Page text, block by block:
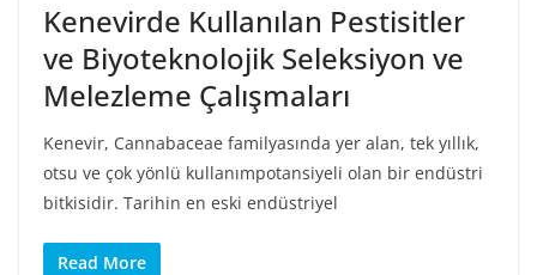
Kenevirde Kullanılan Pestisitler
ve Biyoteknolojik Seleksiyon ve
Melezleme Çalışmaları
Kenevir, Cannabaceae familyasında yer alan, tek yıllık,
otsu ve çok yönlü kullanımpotansiyeli olan bir endüstri
bitkisidir. Tarihin en eski endüstriyel
Read More